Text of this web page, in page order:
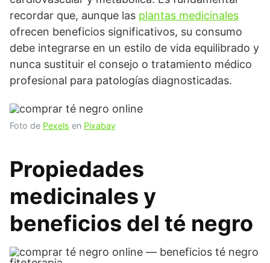
recordar que, aunque las plantas medicinales
ofrecen beneficios significativos, su consumo
debe integrarse en un estilo de vida equilibrado y
nunca sustituir el consejo o tratamiento médico
profesional para patologías diagnosticadas.
Foto de Pexels en Pixabay
Propiedades
medicinales y
beneficios del té negro